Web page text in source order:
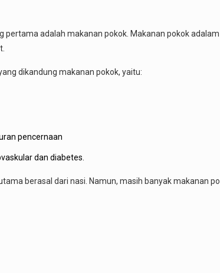
pertama adalah makanan pokok. Makanan pokok
dikandung makanan pokok, yaitu:
pencernaan
dan diabetes.
berasal dari nasi. Namun, masih banyak makanan